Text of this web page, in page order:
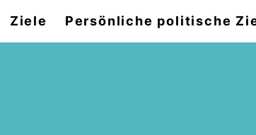
Ziele Persönliche politische